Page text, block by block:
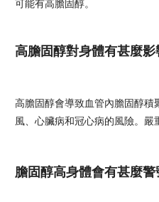
可能有高膽固醇。
高膽固醇對身體有甚麼影
高膽固醇會導致血管內膽固醇
風、心臟病和冠心病的風險。嚴
膽固醇高身體會有甚麼警